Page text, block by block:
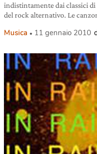
indistintamente dai classici
del rock alternativo. Le
Musica 11 gennaio 2010